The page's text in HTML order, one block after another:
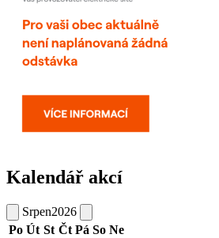
Kalendář akcí
Srpen2026
Po Út St Čt Pá So Ne